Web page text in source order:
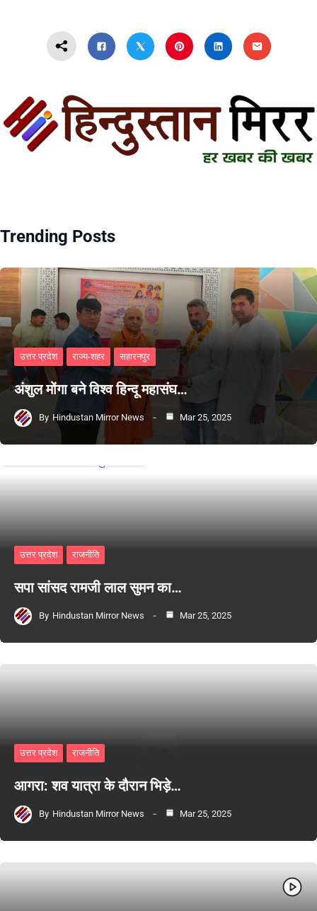
Trending Posts
उत्तर प्रदेश राज्य-शहर सहारनपुर
अंशुल मोंगा बने विश्व हिन्दू महासंघ…
By Hindustan Mirror News Mar 25, 2025
उत्तर प्रदेश राजनीति
सपा सांसद रामजी लाल सुमन का…
By Hindustan Mirror News Mar 25, 2025
उत्तर प्रदेश राजनीति
आगरा: शव यात्रा के दौरान भिड़े…
By Hindustan Mirror News Mar 25, 2025